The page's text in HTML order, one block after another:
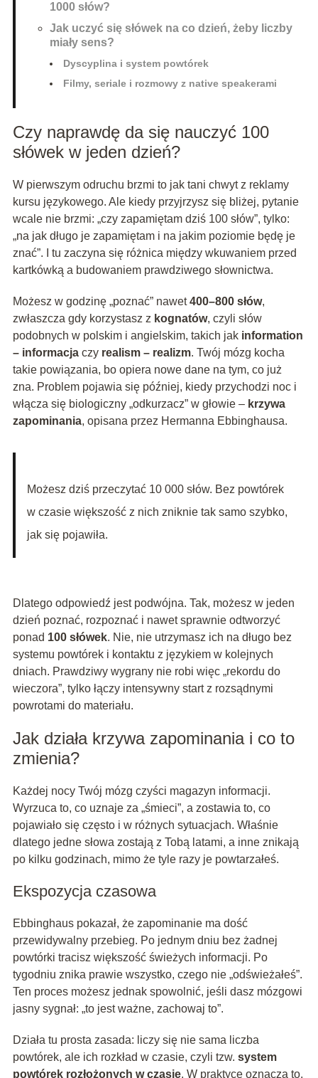
1000 słów?
Jak uczyć się słówek na co dzień, żeby liczby
miały sens?
Dyscyplina i system powtórek
Filmy, seriale i rozmowy z native speakerami
Czy naprawdę da się nauczyć 100
słówek w jeden dzień?
W pierwszym odruchu brzmi to jak tani chwyt z reklamy
kursu językowego. Ale kiedy przyjrzysz się bliżej, pytanie
wcale nie brzmi: „czy zapamiętam dziś 100 słów”, tylko:
„na jak długo je zapamiętam i na jakim poziomie będę je
znać”. I tu zaczyna się różnica między wkuwaniem przed
kartkówką a budowaniem prawdziwego słownictwa.
Możesz w godzinę „poznać” nawet400–800 słów,
zwłaszcza gdy korzystasz z kognatów, czyli słów
podobnych w polskim i angielskim, takich jak information
– informacjaczy realism – realizm. Twój mózg kocha
takie powiązania, bo opiera nowe dane na tym, co już
zna. Problem pojawia się później, kiedy przychodzi noc i
włącza się biologiczny „odkurzacz” w głowie – krzywa
zapominania, opisana przez Hermanna Ebbinghausa.
Możesz dziś przeczytać 10 000 słów. Bez powtórek
w czasie większość z nich zniknie tak samo szybko,
jak się pojawiła.
Dlatego odpowiedź jest podwójna. Tak, możesz w jeden
dzień poznać, rozpoznać i nawet sprawnie odtworzyć
ponad 100 słówek. Nie, nie utrzymasz ich na długo bez
systemu powtórek i kontaktu z językiem w kolejnych
dniach. Prawdziwy wygrany nie robi więc „rekordu do
wieczora”, tylko łączy intensywny start z rozsądnymi
powrotami do materiału.
Jak działa krzywa zapominania i co to
zmienia?
Każdej nocy Twój mózg czyści magazyn informacji.
Wyrzuca to, co uznaje za „śmieci”, a zostawia to, co
pojawiało się często i w różnych sytuacjach. Właśnie
dlatego jedne słowa zostają z Tobą latami, a inne znikają
po kilku godzinach, mimo że tyle razy je powtarzałeś.
Ekspozycja czasowa
Ebbinghaus pokazał, że zapominanie ma dość
przewidywalny przebieg. Po jednym dniu bez żadnej
powtórki tracisz większość świeżych informacji. Po
tygodniu znika prawie wszystko, czego nie „odświeżałeś”.
Ten proces możesz jednak spowolnić, jeśli dasz mózgowi
jasny sygnał: „to jest ważne, zachowaj to”.
Działa tu prosta zasada: liczy się nie sama liczba
powtórek, ale ich rozkład w czasie, czyli tzw. system
powtórek rozłożonych w czasie. W praktyce oznacza to,